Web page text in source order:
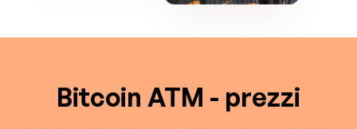
Bitcoin ATM - prezzi